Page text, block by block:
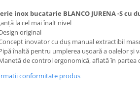
inox bucatarie BLANCO JURENA -S cu
la cel mai înalt nivel
original
inovator cu duș manual extractibil
înaltă pentru umplerea ușoară a oalelor și
de control ergonomică, aflată în partea
conformitate produs